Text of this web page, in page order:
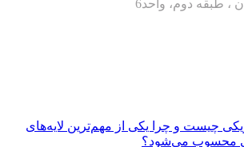
چیست و چرا یکی از مهم‌ترین لایه‌های
محسوب می‌شود؟